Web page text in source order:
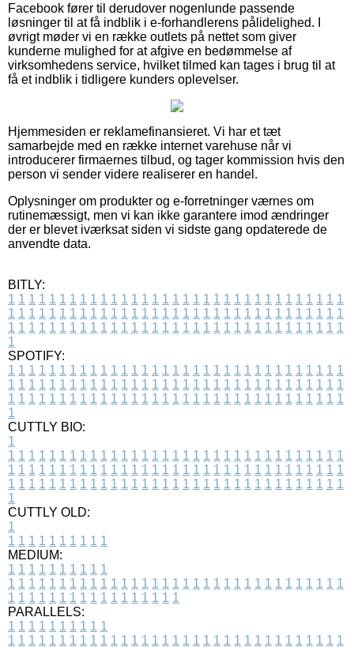
Facebook fører til derudover nogenlunde passende
løsninger til at få indblik i e-forhandlerens pålidelighed. I
øvrigt møder vi en række outlets på nettet som giver
kunderne mulighed for at afgive en bedømmelse af
virksomhedens service, hvilket tilmed kan tages i brug til at
få et indblik i tidligere kunders oplevelser.
Hjemmesiden er reklamefinansieret. Vi har et tæt
samarbejde med en række internet varehuse når vi
introducerer firmaernes tilbud, og tager kommission hvis den
person vi sender videre realiserer en handel.
Oplysninger om produkter og e-forretninger værnes om
rutinemæssigt, men vi kan ikke garantere imod ændringer
der er blevet iværksat siden vi sidste gang opdaterede de
anvendte data.
BITLY:
1 1 1 1 1 1 1 1 1 1 1 1 1 1 1 1 1 1 1 1 1 1 1 1 1 1 1 1 1 1 1 1 1
1 1 1 1 1 1 1 1 1 1 1 1 1 1 1 1 1 1 1 1 1 1 1 1 1 1 1 1 1 1 1 1 1
1 1 1 1 1 1 1 1 1 1 1 1 1 1 1 1 1 1 1 1 1 1 1 1 1 1 1 1 1 1 1 1 1
1
SPOTIFY:
1 1 1 1 1 1 1 1 1 1 1 1 1 1 1 1 1 1 1 1 1 1 1 1 1 1 1 1 1 1 1 1 1
1 1 1 1 1 1 1 1 1 1 1 1 1 1 1 1 1 1 1 1 1 1 1 1 1 1 1 1 1 1 1 1 1
1 1 1 1 1 1 1 1 1 1 1 1 1 1 1 1 1 1 1 1 1 1 1 1 1 1 1 1 1 1 1 1 1
1
CUTTLY BIO:
1
1 1 1 1 1 1 1 1 1 1 1 1 1 1 1 1 1 1 1 1 1 1 1 1 1 1 1 1 1 1 1 1 1
1 1 1 1 1 1 1 1 1 1 1 1 1 1 1 1 1 1 1 1 1 1 1 1 1 1 1 1 1 1 1 1 1
1 1 1 1 1 1 1 1 1 1 1 1 1 1 1 1 1 1 1 1 1 1 1 1 1 1 1 1 1 1 1 1 1
1
CUTTLY OLD:
1
1 1 1 1 1 1 1 1 1 1
MEDIUM:
1 1 1 1 1 1 1 1 1 1
1 1 1 1 1 1 1 1 1 1 1 1 1 1 1 1 1 1 1 1 1 1 1 1 1 1 1 1 1 1 1 1 1
1 1 1 1 1 1 1 1 1 1 1 1 1 1 1 1 1
PARALLELS:
1 1 1 1 1 1 1 1 1 1
1 1 1 1 1 1 1 1 1 1 1 1 1 1 1 1 1 1 1 1 1 1 1 1 1 1 1 1 1 1 1 1 1